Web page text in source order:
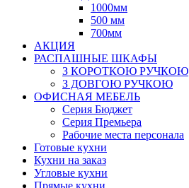
1000мм
500 мм
700мм
АКЦИЯ
РАСПАШНЫЕ ШКАФЫ
З КОРОТКОЮ РУЧКОЮ
З ДОВГОЮ РУЧКОЮ
ОФИСНАЯ МЕБЕЛЬ
Серия Бюджет
Серия Премьера
Рабочие места персонала
Готовые кухни
Кухни на заказ
Угловые кухни
Прямые кухни